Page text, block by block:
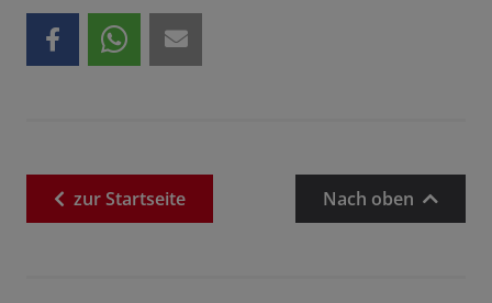
zurStartseite Nach oben